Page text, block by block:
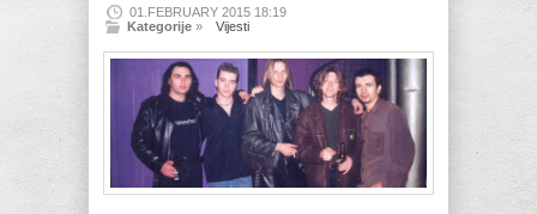
01.FEBRUARY 2015 18:19
Kategorije » Vijesti